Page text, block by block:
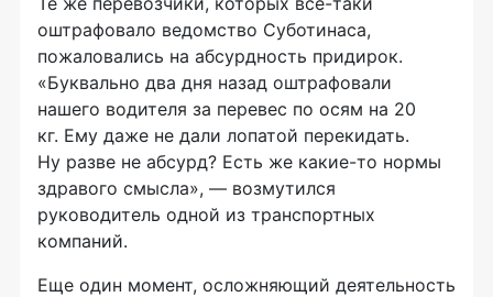
оштрафовало ведомство Суботинаса,
пожаловались на абсурдность придирок.
«Буквально два дня назад оштрафовали
нашего водителя за перевес по осям на 20
кг. Ему даже не дали лопатой перекидать.
Ну разве не абсурд? Есть же какие-то нормы
здравого смысла», — возмутился
руководитель одной из транспортных
компаний.
Еще один момент, осложняющий деятельность